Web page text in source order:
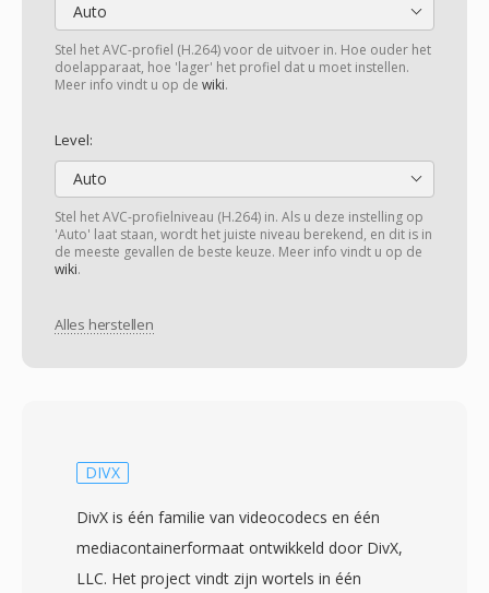
Auto
Stel het AVC-profiel (H.264) voor de uitvoer in. Hoe ouder het
doelapparaat, hoe 'lager' het profiel dat u moet instellen.
Meer info vindt u op de wiki.
Level:
Auto
Stel het AVC-profielniveau (H.264) in. Als u deze instelling op
'Auto' laat staan, wordt het juiste niveau berekend, en dit is in
de meeste gevallen de beste keuze. Meer info vindt u op de
wiki.
Alles herstellen
DIVX
DivX is één familie van videocodecs en één
mediacontainerformaat ontwikkeld door DivX,
LLC. Het project vindt zijn wortels in één